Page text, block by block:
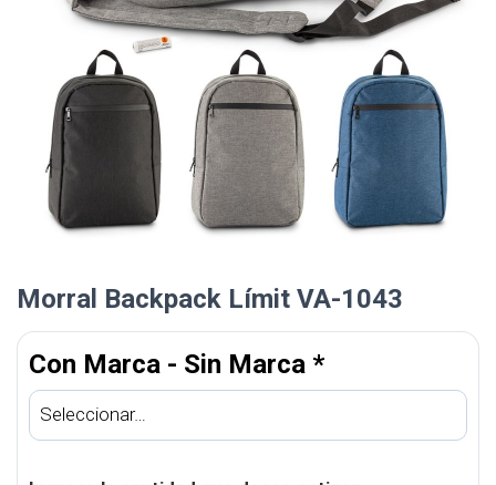
Morral Backpack Límit VA-1043
Con Marca - Sin Marca *